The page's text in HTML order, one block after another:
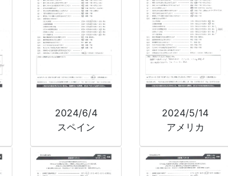
2024/6/4
スペイン
2024/5/14
アメリカ